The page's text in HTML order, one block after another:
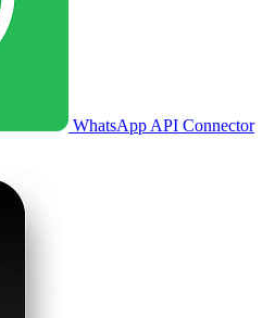
WhatsApp API Connector